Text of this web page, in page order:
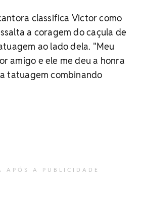
classifica Victor como
a coragem do caçula de
ao lado dela. "Meu
amigo e ele me deu a honra
tatuagem combinando
APÓS A PUBLICIDADE